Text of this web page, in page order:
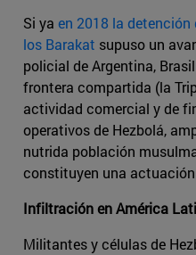
Si ya en 2018 la detención
los Barakat supuso un
policial de Argentina,
frontera compartida (la
actividad comercial y de
operativos de Hezbolá,
nutrida población
constituyen una
Infiltración en América
Militantes y células de